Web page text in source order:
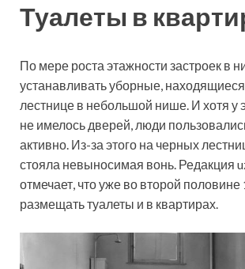
Туалеты в
По мере роста этажности застроек в
устанавливать уборные,
лестнице в небольшой нише. И хотя у
не имелось дверей, люди
активно. Из-за этого на черных
стояла невыносимая вонь. Редакция
отмечает, что уже во второй половине
размещать туалеты и в квартирах.